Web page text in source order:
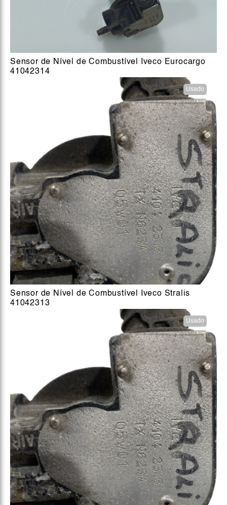
Sensor de Nível de Combustível Iveco Eurocargo
41042314
Usado
Sensor de Nível de Combustível Iveco Stralis
41042313
Usado